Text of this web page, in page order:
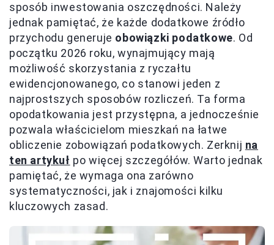
sposób inwestowania oszczędności. Należy
jednak pamiętać, że każde dodatkowe źródło
przychodu generuje obowiązki podatkowe. Od
początku 2026 roku, wynajmujący mają
możliwość skorzystania z ryczałtu
ewidencjonowanego, co stanowi jeden z
najprostszych sposobów rozliczeń. Ta forma
opodatkowania jest przystępna, a jednocześnie
pozwala właścicielom mieszkań na łatwe
obliczenie zobowiązań podatkowych. Zerknij na
ten artykuł po więcej szczegółów. Warto jednak
pamiętać, że wymaga ona zarówno
systematyczności, jak i znajomości kilku
kluczowych zasad.